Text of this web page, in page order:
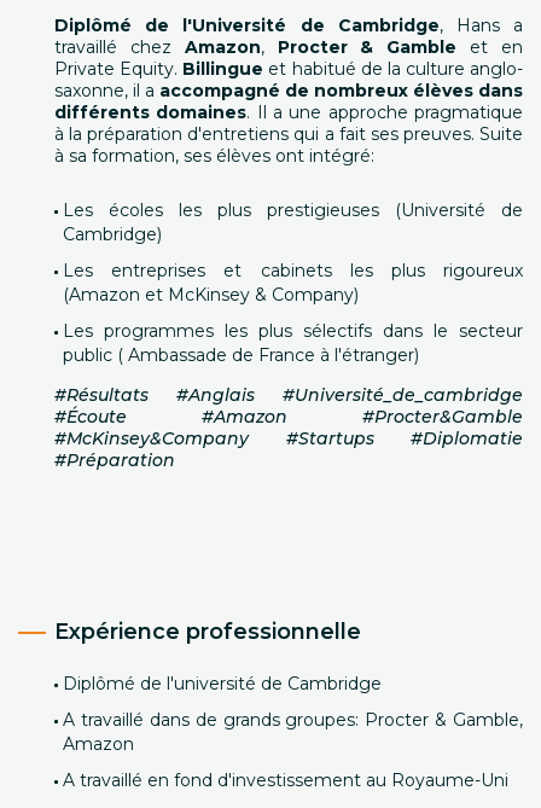
Diplômé de l'Université de Cambridge, Hans a
travaillé chez Amazon, Procter & Gamble et en
Private Equity. Billingue et habitué de la culture anglo-
saxonne, il a accompagné de nombreux élèves dans
différents domaines. Il a une approche pragmatique
à la préparation d'entretiens qui a fait ses preuves. Suite
à sa formation, ses élèves ont intégré:
Les écoles les plus prestigieuses (Université de
Cambridge)
Les entreprises et cabinets les plus rigoureux
(Amazon et McKinsey & Company)
Les programmes les plus sélectifs dans le secteur
public ( Ambassade de France à l'étranger)
#Résultats #Anglais #Université_de_cambridge
#Écoute #Amazon #Procter&Gamble
#McKinsey&Company #Startups #Diplomatie
#Préparation
Expérience professionnelle
Diplômé de l'université de Cambridge
A travaillé dans de grands groupes: Procter & Gamble,
Amazon
A travaillé en fond d'investissement au Royaume-Uni